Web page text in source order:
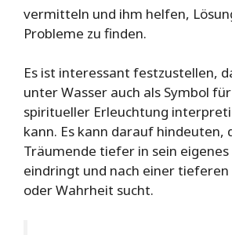
vermitteln und ihm helfen,
Probleme zu finden.
Es ist interessant festzustellen,
unter Wasser auch als Symbol
spiritueller Erleuchtung
kann. Es kann darauf hindeuten,
Träumende tiefer in sein
eindringt und nach einer
oder Wahrheit sucht.